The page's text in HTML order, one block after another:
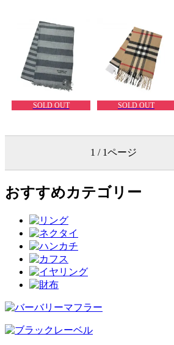
SOLD OUT SOLD OUT
1 / 1ページ
おすすめカテゴリー